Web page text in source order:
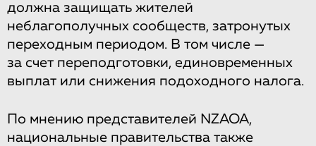
должна защищать жителей
неблагополучных сообществ, затронутых
переходным периодом. В том числе —
за счет переподготовки, единовременных
выплат или снижения подоходного налога.
По мнению представителей NZAOA,
национальные правительства также